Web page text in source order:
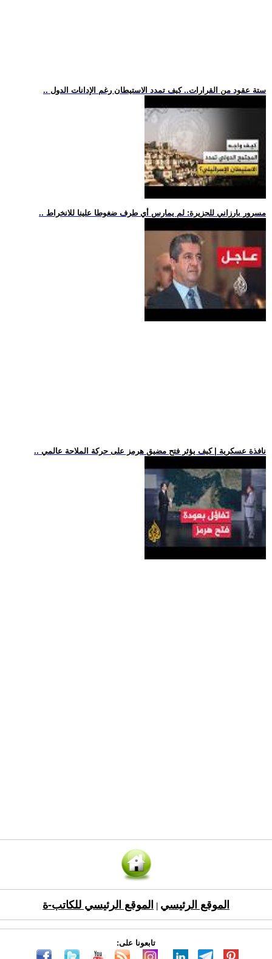
.. ستة عقود من القرارات.. كيف تمدد الاستيطان رغم الإدانات الدول
.. مسرور بارزاني للجزيرة: لم يمارس أي طرف ضغوطا علينا للانخراط
.. نافذة عسكرية | كيف يؤثر فتح مضيق هرمز على حركة الملاحة عالمي
الموقع الرئيسي الموقع الرئيسي للكاتب-ة
تابعونا على: